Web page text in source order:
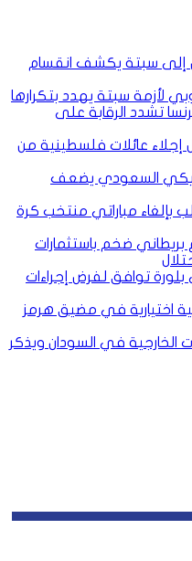
إلى سبتة يكشف انقسام
لأزمة سبتة يهدد بتكرارها
تشدد الرقابة على
إجلاء عائلات فلسطينية من
السعودي يضعف
بإلغاء مباراتي منتخب كرة
ضخم باستثمارات
توافق لفرض إجراءات
اختيارية في مضيق هرمز
الخارجية في السودان ويذكر